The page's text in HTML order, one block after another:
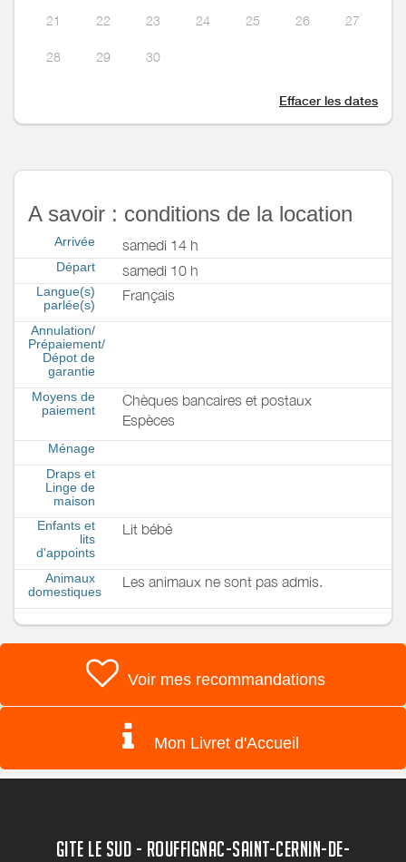
21 22 23 24 25 26 27
28 29 30
Effacer les dates
A savoir : conditions de la location
Arrivée samedi 14 h
Départ samedi 10 h
Langue(s)
parlée(s)
Français
Annulation/
Prépaiement/
Dépot de
garantie
Moyens de
paiement
Chèques bancaires et postaux
Espèces
Ménage
Draps et
Linge de
maison
Enfants et
lits
d'appoints
Lit bébé
Animaux
domestiques
Les animaux ne sont pas admis.
Voir mes recommandations
Mon Livret d'Accueil
GITE LE SUD - ROUFFIGNAC-SAINT-CERNIN-DE-